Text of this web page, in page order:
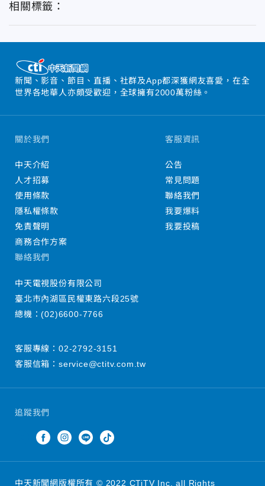
相關標籤：
新聞、影音、節目、直播、社群及App都深獲網友喜愛，在全
世界各地華人亦頗受歡迎，全球擁有2000萬粉絲。
追蹤我們
關於我們
中天介紹
人才招募
使用條款
隱私權條款
免責聲明
商務合作方案
客服資訊
公告
常見問題
聯絡我們
我要爆料
我要投稿
聯絡我們
中天電視股份有限公司
臺北市內湖區民權東路六段25號
總機：(02)6600-7766
客服專線： 02-2792-3151
客服信箱： service@ctitv.com.tw
中天新聞網版權所有 © 2022 CTiTV Inc. all Rights